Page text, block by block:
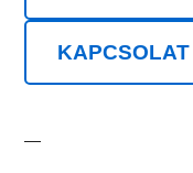
KAPCSOLAT